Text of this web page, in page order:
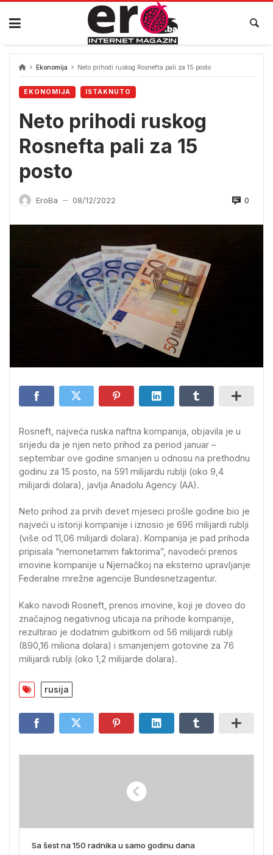
Skip
content
Ekonomija Neto prihodi ruskog Rosnefta pali za 15 posto
EKONOMIJA ISTAKNUTO
Neto prihodi ruskog
Rosnefta pali za 15
posto
EroBa — 08/12/2022 0
Rosneft, najveća ruska naftna kompanija, objavila je u
srijedu da je njen neto prihod za period januar –
septembar ove godine smanjen u odnosu na prethodnu
godinu za 15 posto, na 591 milijardu rublji (oko 9,4
milijardi dolara), javlja Anadolu Agency (AA).
Neto prihod za prvih devet mjeseci prošle godine bio je
najveći u istoriji kompanije i iznosio je 696 milijardi rublji
(više od 11,06 milijardi dolara). Kompanija je pad prihoda
pripisala “nemonetarnim faktorima”, navodeći prenos
imovine kompanije u Njemačkoj na eksterno upravljanje
Federalne mrežne agencije Bundesnetzagentur.
Kako navodi Rosneft, prenos imovine, koji je doveo do
značajnog negativnog uticaja na prihode kompanije,
rezultirao je dodatnim gubitkom od 56 milijardi rublji
(890,16 miliona dolara) i smanjenjem gotovine za 76
milijardi rublji (oko 1,2 milijarde dolara).
rusija
Sa šest na 150 radnika u samo godinu dana